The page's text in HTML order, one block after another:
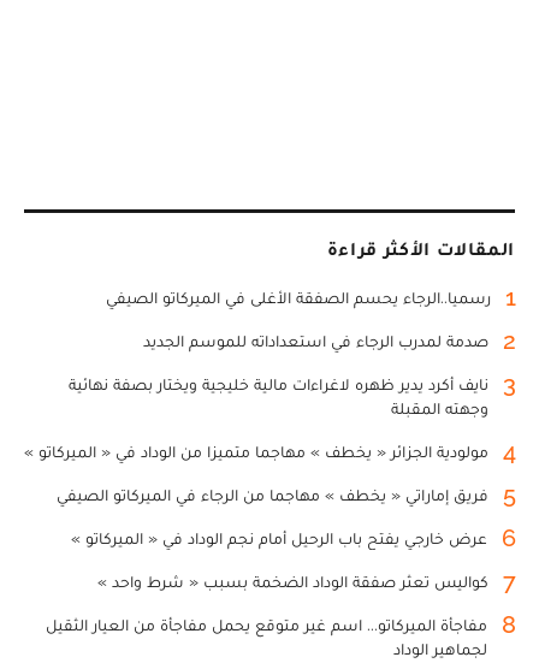
المقالات الأكثر قراءة
1 رسميا..الرجاء يحسم الصفقة الأغلى في الميركاتو الصيفي
2 صدمة لمدرب الرجاء في استعداداته للموسم الجديد
3
نايف أكرد يدير ظهره لاغراءات مالية خليجية ويختار بصفة نهائية
وجهته المقبلة
4 مولودية الجزائر « يخطف » مهاجما متميزا من الوداد في « الميركاتو »
5 فريق إماراتي « يخطف » مهاجما من الرجاء في الميركاتو الصيفي
6 عرض خارجي يفتح باب الرحيل أمام نجم الوداد في « الميركاتو »
7 كواليس تعثر صفقة الوداد الضخمة بسبب « شرط واحد »
8
مفاجأة الميركاتو... اسم غير متوقع يحمل مفاجأة من العيار الثقيل
لجماهير الوداد